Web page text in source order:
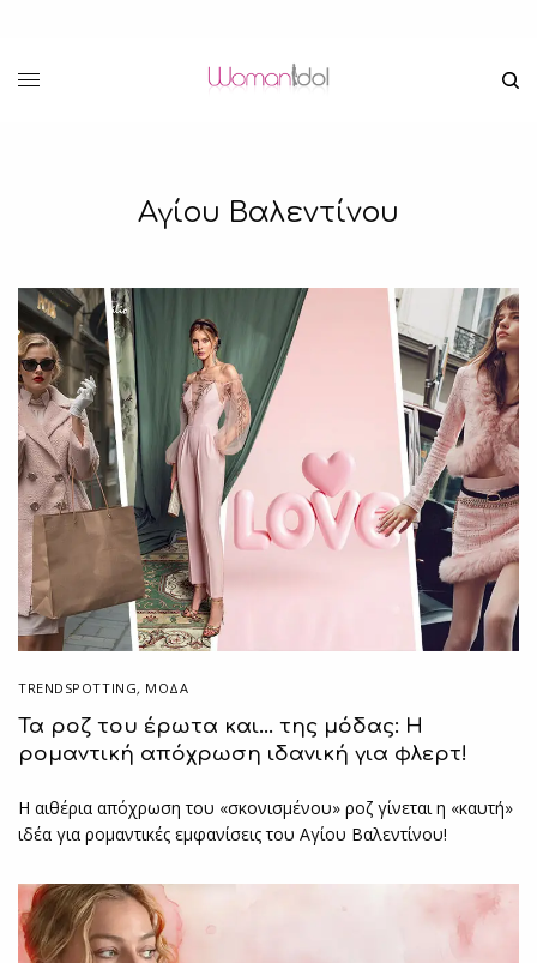
Αγίου Βαλεντίνου
TRENDSPOTTING, ΜΟΔΑ
Τα ροζ του έρωτα και… της μόδας: Η
ρομαντική απόχρωση ιδανική για φλερτ!
Η αιθέρια απόχρωση του «σκονισμένου» ροζ γίνεται η «καυτή»
ιδέα για ρομαντικές εμφανίσεις του Αγίου Βαλεντίνου!